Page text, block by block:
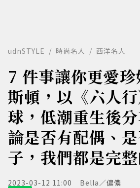
udnSTYLE 時尚名人 西洋名人
7 件事讓你更愛
斯頓，以《六人
球，低潮重生後
論是否有配偶、
子，我們都是完整
2023-03-12 11:00 Bella／儂儂